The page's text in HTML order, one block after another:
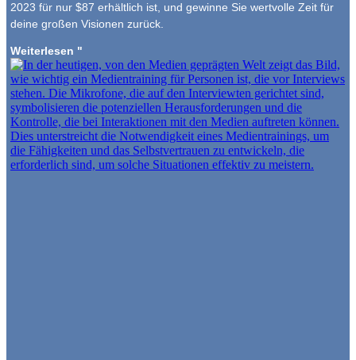
2023 für nur $87 erhältlich ist, und gewinne Sie wertvolle Zeit für
deine großen Visionen zurück.
Weiterlesen "